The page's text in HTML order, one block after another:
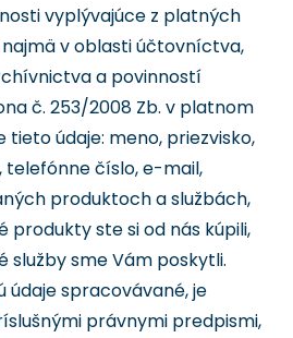
vyplývajúce z platných
v oblasti účtovníctva,
a povinností
č. 253/2008 Zb. v platnom
údaje: meno, priezvisko,
telefónne číslo, e-mail,
produktoch a službách,
produkty ste si od nás kúpili,
služby sme Vám poskytli.
údaje spracovávané, je
právnymi predpismi,